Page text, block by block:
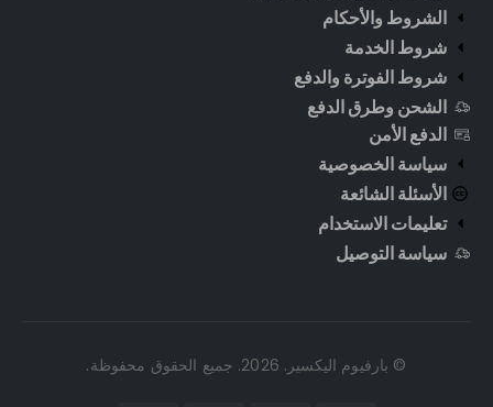
الشروط والأحكام
شروط الخدمة
شروط الفوترة والدفع
الشحن وطرق الدفع
الدفع الأمن
سياسة الخصوصية
الأسئلة الشائعة
تعليمات الاستخدام
سياسة التوصيل
© بارفيوم اليكسير. 2026. جميع الحقوق محفوظة.